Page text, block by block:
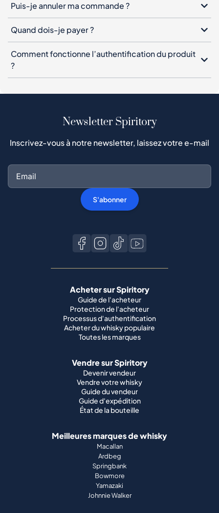
Puis-je annuler ma commande ?
Quand dois-je payer ?
Comment fonctionne l’authentification du produit
?
Newsletter Spiritory
Inscrivez-vous à notre newsletter, laissez votre e-mail
S'abonner
Acheter sur Spiritory
Guide de l'acheteur
Protection de l'acheteur
Processus d'authentification
Acheter du whisky populaire
Toutes les marques
Vendre sur Spiritory
Devenir vendeur
Vendre votre whisky
Guide du vendeur
Guide d'expédition
État de la bouteille
Meilleures marques de whisky
Macallan
Ardbeg
Springbank
Bowmore
Yamazaki
Johnnie Walker